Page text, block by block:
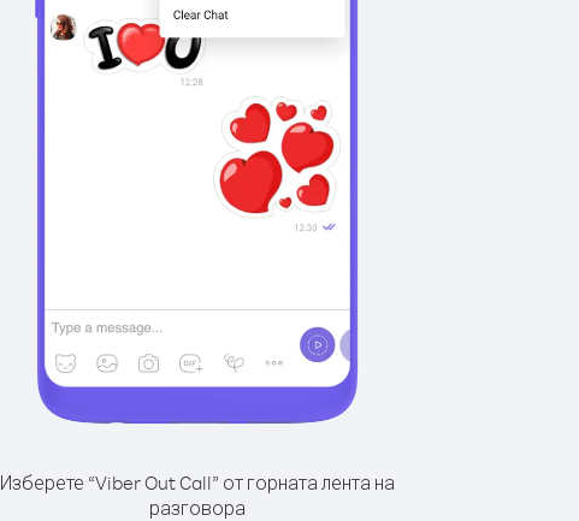
Изберете “Viber Out Call” от горната лента на
разговора